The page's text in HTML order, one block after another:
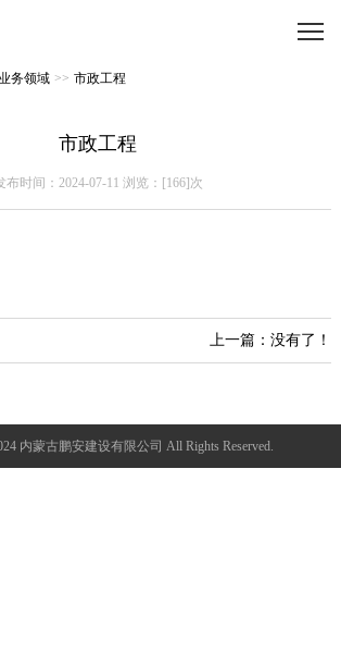
务领域 >> 市政工程
市政工程
布时间：2024-07-11 浏览：[166]次
上一篇：没有了！
内蒙古鹏安建设有限公司 All Rights Reserved.